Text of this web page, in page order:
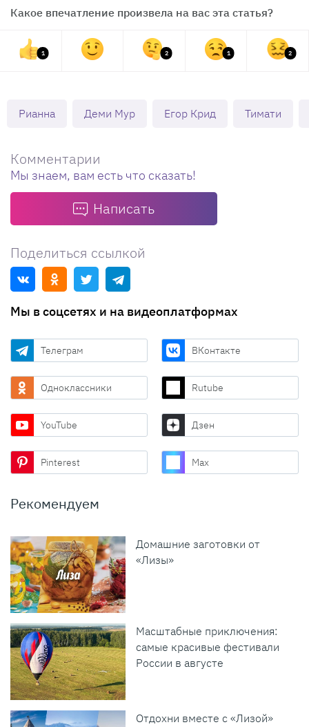
Какое впечатление произвела на вас эта статья?
1 2 1 2
Рианна Деми Мур Егор Крид Тимати
Комментарии
Мы знаем, вам есть что сказать!
Написать
Поделиться ссылкой
Мы в соцсетях и на видеоплатформах
Телеграм ВКонтакте
Одноклассники Rutube
YouTube Дзен
Pinterest Max
Рекомендуем
Домашние заготовки от
«Лизы»
Масштабные приключения:
самые красивые фестивали
России в августе
Отдохни вместе с «Лизой»